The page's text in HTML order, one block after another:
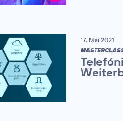
17. Mai 2021